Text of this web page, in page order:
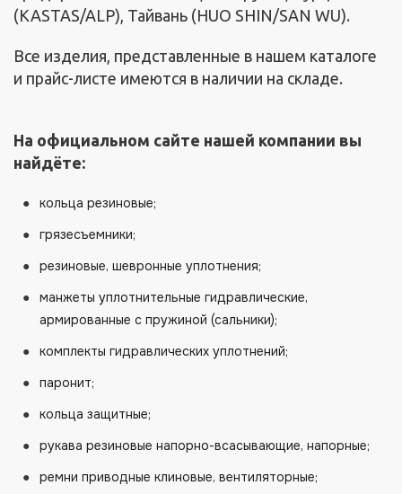
(KASTAS/ALP), Тайвань (HUO SHIN/SAN WU).
Все изделия, представленные в нашем каталоге
и прайс-листе имеются в наличии на складе.
На официальном сайте нашей компании вы
найдёте:
кольца резиновые;
грязесъемники;
резиновые, шевронные уплотнения;
манжеты уплотнительные гидравлические,
армированные с пружиной (сальники);
комплекты гидравлических уплотнений;
паронит;
кольца защитные;
рукава резиновые напорно-всасывающие, напорные;
ремни приводные клиновые, вентиляторные;